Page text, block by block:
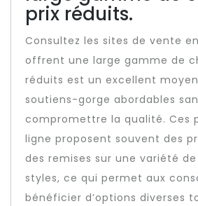
prix réduits.
Consultez les sites de vente
offrent une large gamme de
réduits est un excellent
soutiens-gorge abordables
compromettre la qualité. Ces
ligne proposent souvent des
des remises sur une variété
styles, ce qui permet aux
bénéficier d’options diverses